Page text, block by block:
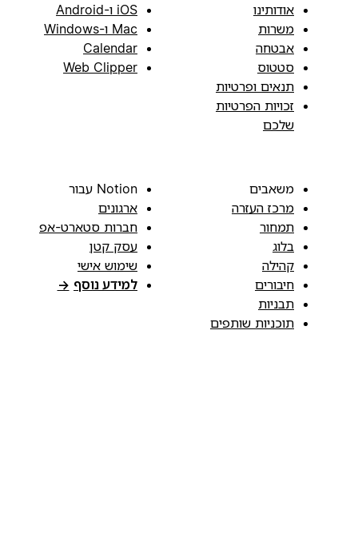
אודותינו
משרות
אבטחה
סטטוס
תנאים ופרטיות
זכויות הפרטיות
שלכם
iOS ו-Android
Mac ו-Windows
Calendar
Web Clipper
משאבים
מרכז העזרה
תמחור
בלוג
קהילה
חיבורים
תבניות
תוכניות שותפים
Notion עבור
ארגונים
חברות סטארט-אפ
עסק קטן
שימוש אישי
למידע נוסף →